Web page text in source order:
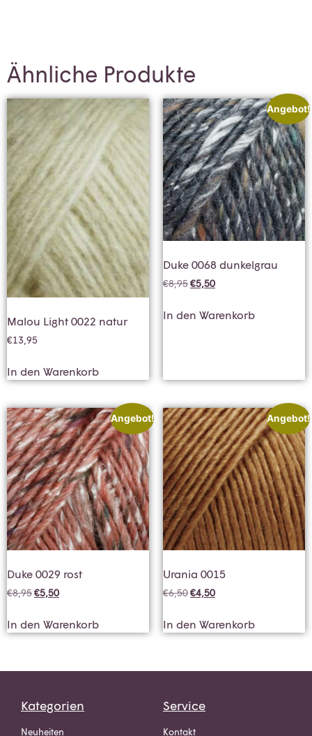
Ähnliche Produkte
Malou Light 0022 natur
€13,95
In den Warenkorb
Angebot!
Duke 0068 dunkelgrau
€8,95€5,50
In den Warenkorb
Angebot!
Duke 0029 rost
€8,95€5,50
In den Warenkorb
Angebot!
Urania 0015
€6,50€4,50
In den Warenkorb
Kategorien
Neuheiten
Service
Kontakt